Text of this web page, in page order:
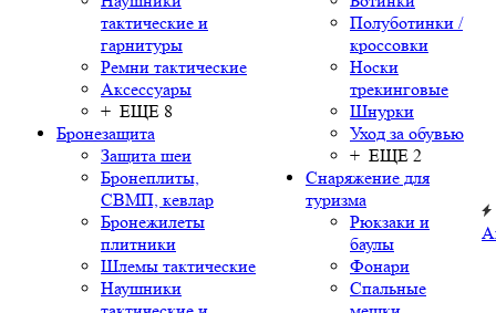
тактические и
гарнитуры
Ремни тактические
Аксессуары
+ ЕЩЕ 8
Бронезащита
Защита шеи
Бронеплиты,
СВМП, кевлар
Бронежилеты
плитники
Шлемы тактические
Наушники
Полуботинки /
кроссовки
Носки
трекинговые
Шнурки
Уход за обувью
+ ЕЩЕ 2
Снаряжение для
туризма
Рюкзаки и
баулы
Фонари
Спальные